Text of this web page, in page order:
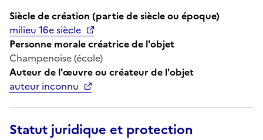
Siècle de création (partie de siècle ou époque)
milieu 16e siècle
Personne morale créatrice de l'objet
Champenoise (école)
Auteur de l'œuvre ou créateur de l'objet
auteur inconnu
Statut juridique et protection